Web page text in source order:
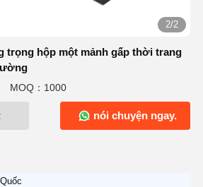
2/2
trọng hộp một mảnh gấp thời trang
MOQ：1000
nói chuyện ngay.